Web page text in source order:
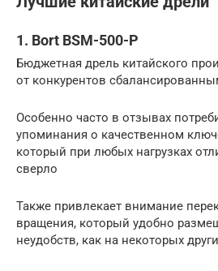
1. Bort BSM-500-P
Бюджетная дрель китайского
от конкурентов
Особенно часто в отзывах
упоминания о качественном
который при любых нагрузках
сверло
Также привлекает внимание
вращения, который удобно
неудобств, как на некоторых